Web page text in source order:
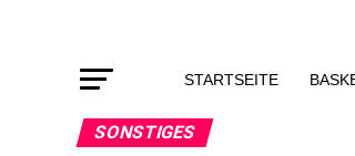
STARTSEITE
SONSTIGES